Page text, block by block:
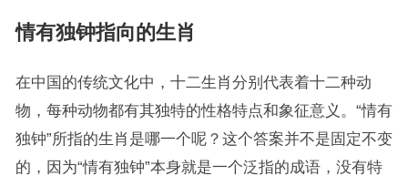
情有独钟指向的生肖
在中国的传统文化中，十二生肖分别代表着十二种动
物，每种动物都有其独特的性格特点和象征意义。“情有
独钟”所指的生肖是哪一个呢？这个答案并不是固定不变
的，因为“情有独钟”本身就是一个泛指的成语，没有特